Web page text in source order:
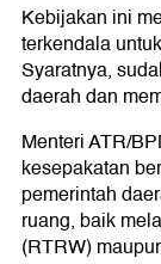
Kebijakan ini
terkendala
Syaratnya,
daerah dan
Menteri ATR/
kesepakatan
pemerintah
ruang, baik
(RTRW)